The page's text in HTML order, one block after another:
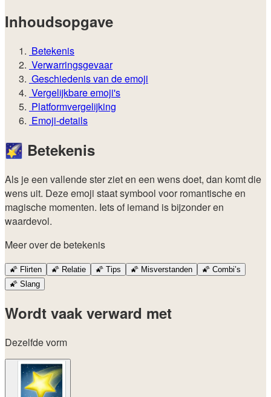
Inhoudsopgave
Betekenis
Verwarringsgevaar
Geschiedenis van de emoji
Vergelijkbare emoji's
Platformvergelijking
Emoji-details
🌠 Betekenis
Als je een vallende ster ziet en een wens doet, dan komt die
wens uit. Deze emoji staat symbool voor romantische en
magische momenten. Iets of iemand is bijzonder en
waardevol.
Meer over de betekenis
🌠 Flirten 🌠 Relatie 🌠 Tips 🌠 Misverstanden 🌠 Combi’s
🌠 Slang
Wordt vaak verward met
Dezelfde vorm